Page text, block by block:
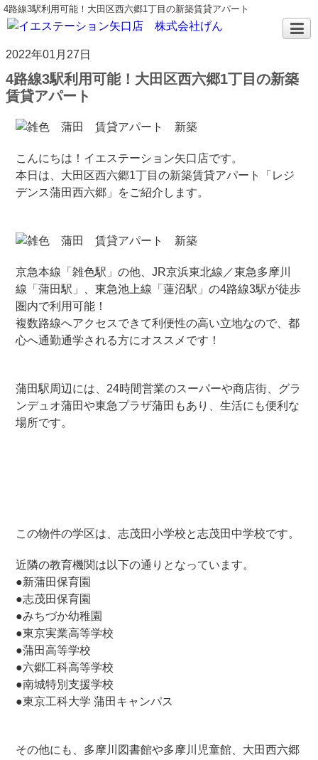
4路線3駅利用可能！大田区西六郷1丁目の新築賃貸アパート
2022年01月27日
4路線3駅利用可能！大田区西六郷1丁目の新築
賃貸アパート
こんにちは！イエステーション矢口店です。
本日は、大田区西六郷1丁目の新築賃貸アパート「レジ
デンス蒲田西六郷」をご紹介します。
京急本線「雑色駅」の他、JR京浜東北線／東急多摩川
線「蒲田駅」、東急池上線「蓮沼駅」の4路線3駅が徒歩
圏内で利用可能！
複数路線へアクセスできて利便性の高い立地なので、都
心へ通勤通学される方にオススメです！
蒲田駅周辺には、24時間営業のスーパーや商店街、グラ
ンデュオ蒲田や東急プラザ蒲田もあり、生活にも便利な
場所です。
この物件の学区は、志茂田小学校と志茂田中学校です。
近隣の教育機関は以下の通りとなっています。
●新蒲田保育園
●志茂田保育園
●みちづか幼稚園
●東京実業高等学校
●蒲田高等学校
●六郷工科高等学校
●南城特別支援学校
●東京工科大学 蒲田キャンパス
その他にも、多摩川図書館や多摩川児童館、大田西六郷